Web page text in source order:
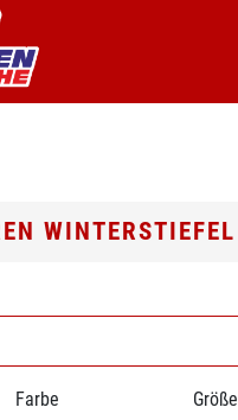
WINTERSTIEFEL
Farbe Größe